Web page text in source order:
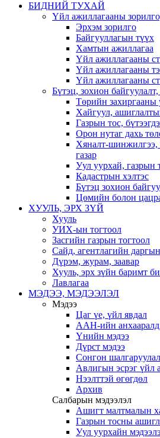
БИДНИЙ ТУХАЙ
Үйл ажиллагааны
Эрхэм зорилго
Байгууллагын түүх
Хамтын ажиллагаа
Үйл ажиллагааны
Үйл ажиллагааны
Үйл ажиллагааны
Бүтэц, зохион
Төрийн захиргааны
Хайгуул,
Газрын тос,
Орон нутаг дахь
Хяналт-шинжилгээ,
газар
Уул уурхай, газрын
Кадастрын хэлтэс
Бүтэц зохион
Цөмийн болон
ХУУЛЬ, ЭРХ ЗҮЙ
Хууль
УИХ-ын тогтоол
Засгийн газрын тогтоол
Сайд, агентлагийн
Дүрэм, журам, заавар
Хууль, эрх зүйн баримт
Лавлагаа
МЭДЭЭ, МЭДЭЭЛЭЛ
Мэдээ
Цаг үе, үйл явдал
ААН-ийн анхааралд
Үнийн мэдээ
Дүрст мэдээ
Сонгон
Авлигын эсрэг үйл
Нээлттэй өгөгдөл
Архив
Салбарын мэдээлэл
Ашигт малтмалын
Газрын тосны
Уул уурхайн